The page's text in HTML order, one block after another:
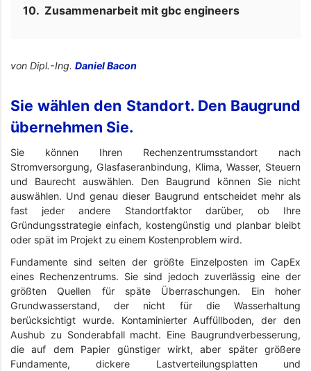
Zusammenarbeit mit gbc engineers
von Dipl.-Ing. Daniel Bacon
Sie wählen den Standort. Den Baugrund
übernehmen Sie.
Sie können Ihren Rechenzentrumsstandort nach
Stromversorgung, Glasfaseranbindung, Klima, Wasser, Steuern
und Baurecht auswählen. Den Baugrund können Sie nicht
auswählen. Und genau dieser Baugrund entscheidet mehr als
fast jeder andere Standortfaktor darüber, ob Ihre
Gründungsstrategie einfach, kostengünstig und planbar bleibt
oder spät im Projekt zu einem Kostenproblem wird.
Fundamente sind selten der größte Einzelposten im CapEx
eines Rechenzentrums. Sie sind jedoch zuverlässig eine der
größten Quellen für späte Überraschungen. Ein hoher
Grundwasserstand, der nicht für die Wasserhaltung
berücksichtigt wurde. Kontaminierter Auffüllboden, der den
Aushub zu Sonderabfall macht. Eine Baugrundverbesserung,
die auf dem Papier günstiger wirkt, aber später größere
Fundamente, dickere Lastverteilungsplatten und